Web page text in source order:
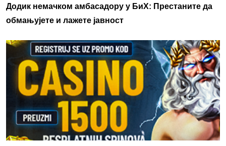
Додик немачком амбасадору у БиХ: Престаните да
обмањујете и лажете јавност